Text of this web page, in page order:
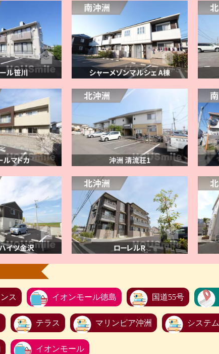
ス イオンモール徳島 国道55号
テラス マリンピア沖洲 システ
イオンモール